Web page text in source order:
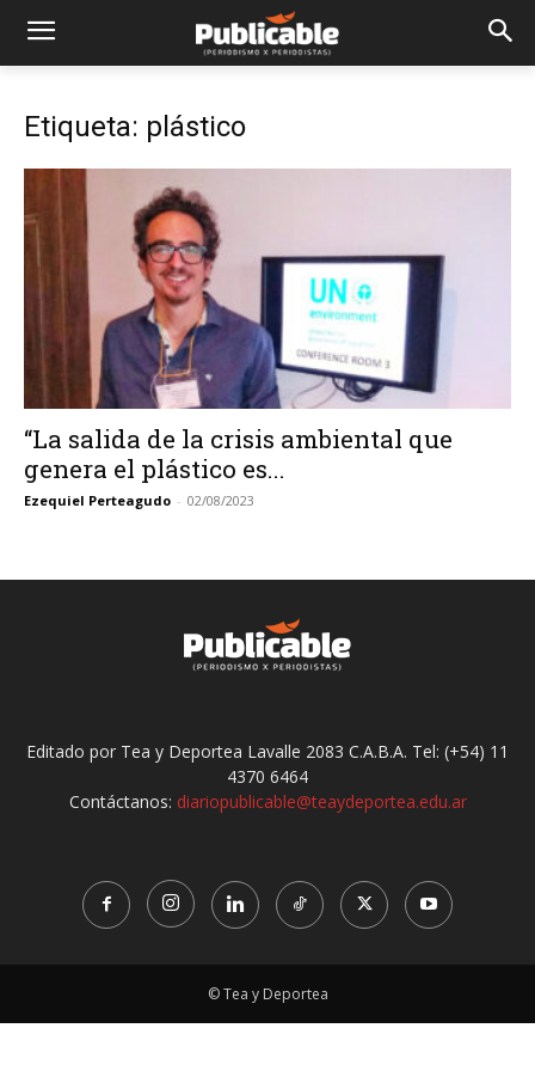
Etiqueta: plástico
“La salida de la crisis ambiental que
genera el plástico es...
Ezequiel Perteagudo - 02/08/2023
Editado por Tea y Deportea Lavalle 2083 C.A.B.A. Tel: (+54) 11
4370 6464
Contáctanos: diariopublicable@teaydeportea.edu.ar
© Tea y Deportea